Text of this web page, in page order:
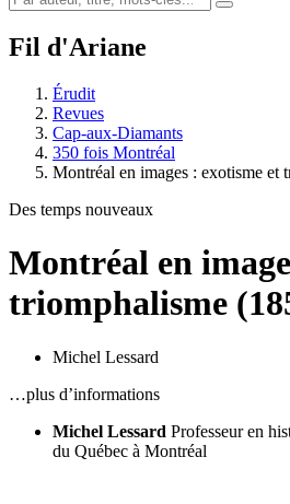
Fil d'Ariane
Érudit
Revues
Cap-aux-Diamants
350 fois Montréal
Montréal en images : exotisme et
Des temps nouveaux
Montréal en
triomphalisme
Michel Lessard
…plus d’informations
Michel Lessard Professeur en
du Québec à Montréal